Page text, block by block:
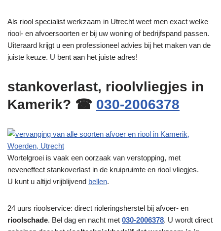
Als riool specialist werkzaam in Utrecht weet men exact welke
riool- en afvoersoorten er bij uw woning of bedrijfspand passen.
Uiteraard krijgt u een professioneel advies bij het maken van de
juiste keuze. U bent aan het juiste adres!
stankoverlast, rioolvliegjes in
Kamerik? ☎ 030-2006378
Wortelgroei is vaak een oorzaak van verstopping, met
neveneffect stankoverlast in de kruipruimte en riool vliegjes.
U kunt u altijd vrijblijvend bellen.
24 uurs rioolservice: direct rioleringsherstel bij afvoer- en
rioolschade. Bel dag en nacht met 030-2006378. U wordt direct